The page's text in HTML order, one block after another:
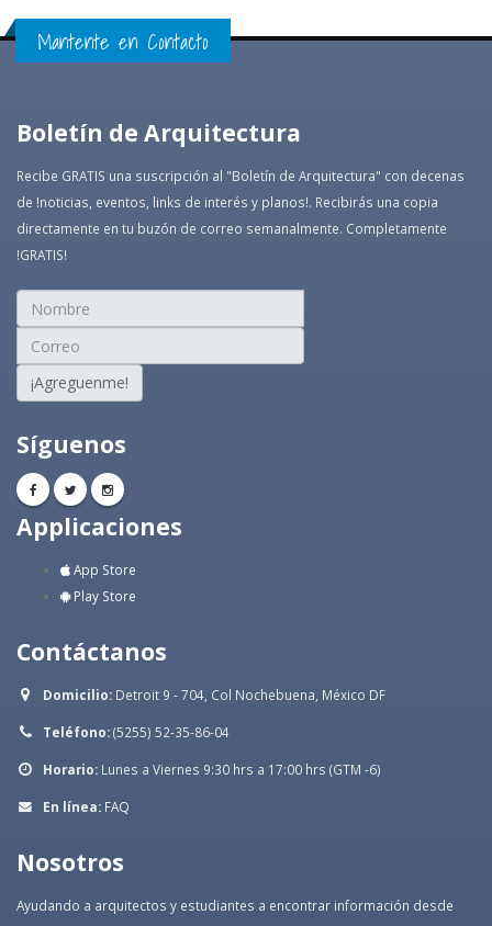
Mantente en Contacto
Boletín de Arquitectura
Recibe GRATIS una suscripción al "Boletín de Arquitectura" con decenas
de !noticias, eventos, links de interés y planos!. Recibirás una copia
directamente en tu buzón de correo semanalmente. Completamente
!GRATIS!
¡Agreguenme!
Síguenos
Applicaciones
App Store
Play Store
Contáctanos
Domicilio: Detroit 9 - 704, Col Nochebuena, México DF
Teléfono:(5255) 52-35-86-04
Horario: Lunes a Viernes 9:30 hrs a 17:00 hrs (GTM -6)
En línea: FAQ
Nosotros
Ayudando a arquitectos y estudiantes a encontrar información desde